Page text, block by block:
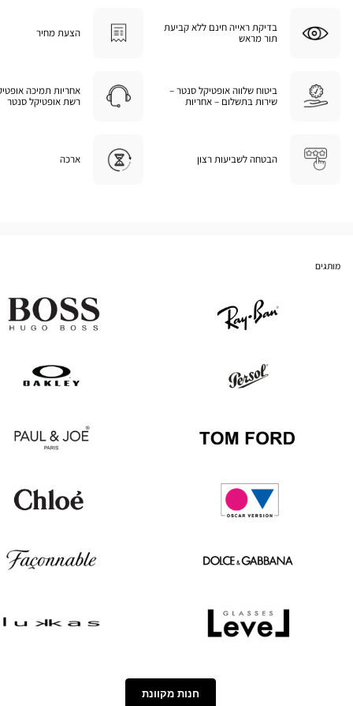
בדיקת ראייה חינם ללא קביעת
תור מראש
הצעת מחיר
ביטוח שלווה אופטיקל סנטר –
שירות בתשלום – אחריות
אחריות תמיכה
רשת אופטיקל סנטר
הבטחה לשביעות רצון ארכה
מותגים
חנות מקוונת